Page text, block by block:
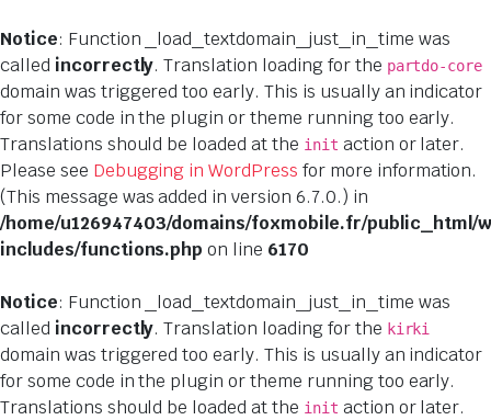
Notice: Function _load_textdomain_just_in_time was
called incorrectly. Translation loading for the partdo-core
domain was triggered too early. This is usually an indicator
for some code in the plugin or theme running too early.
Translations should be loaded at the init action or later.
Please see Debugging in WordPress for more information.
(This message was added in version 6.7.0.) in
/home/u126947403/domains/foxmobile.fr/public_html/
includes/functions.php on line 6170
Notice: Function _load_textdomain_just_in_time was
called incorrectly. Translation loading for the kirki
domain was triggered too early. This is usually an indicator
for some code in the plugin or theme running too early.
Translations should be loaded at the init action or later.